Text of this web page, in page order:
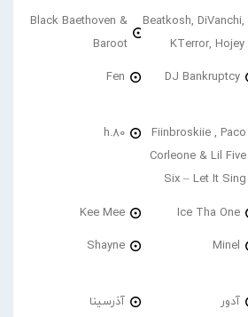
Beatkosh, DiVanchi,
KTerror, Hojey
Black Baethoven &
Baroot
DJ Bankruptcy
Fen
Fiinbroskiie , Paco
Corleone & Lil Five
Six – Let It Sing
h.80
Ice Tha One
Kee Mee
Minel
Shayne
آدور آذرسینا